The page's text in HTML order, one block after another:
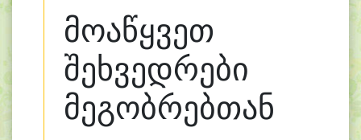
მოაწყვეთ
შეხვედრები
მეგობრებთან